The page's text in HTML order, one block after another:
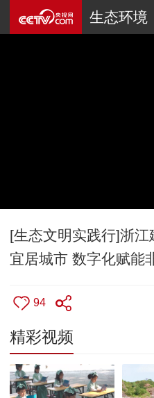
生态环境
[生态文明实践行]浙江
宜居城市 数字化赋能
94
精彩视频